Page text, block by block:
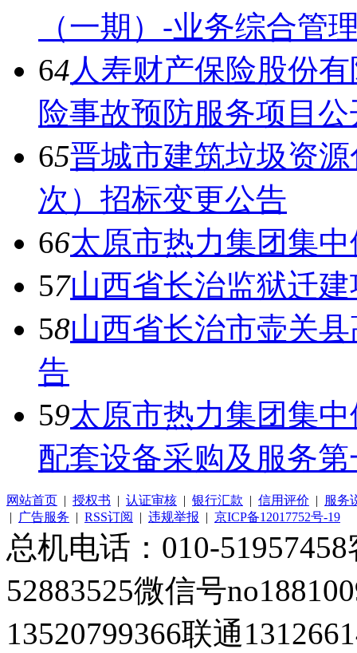
（一期）-业务综合管
64人寿财产保险股份
险事故预防服务项目
65晋城市建筑垃圾资
次）招标变更公告
66太原市热力集团集
57山西省长治监狱迁
58山西省长治市壶关
告
59太原市热力集团集
配套设备采购及服务
网站首页 | 授权书 | 认证审核 | 银行汇款 | 信用评价 |
服务
|
广告服务 | RSS订阅 | 违规举报 | 京ICP备12017752号-19
总机电话：010-
52883525微信号
13520799366联通